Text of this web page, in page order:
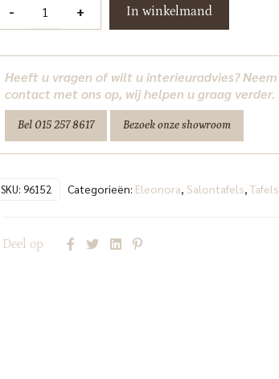
- + In winkelmand
Heeft u vragen of wilt u interieuradvies? Neem
contact met ons op, wij helpen u graag verder.
Bel 015 257 8617 Bezoek onze showroom
SKU: 96152 Categorieën: Eleonora, Salontafels, Tafels
Deel op